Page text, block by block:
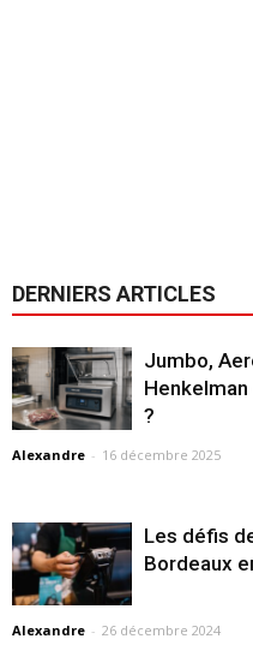
DERNIERS ARTICLES
Jumbo,
?
Alexandre - 16 décembre 2025
Les défis
Bordeaux
Alexandre - 26 décembre 2024